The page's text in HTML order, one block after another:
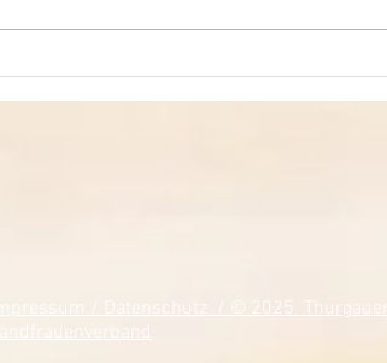
Impressum / Datenschutz / © 2025 Thurgauer
Landfrauenverband